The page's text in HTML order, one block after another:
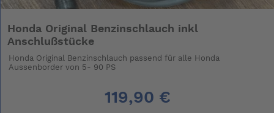
Honda Original Benzinschlauch inkl
Anschlußstücke
Honda Original Benzinschlauch passend für alle Honda
Aussenborder von 5- 90 PS
119,90 €